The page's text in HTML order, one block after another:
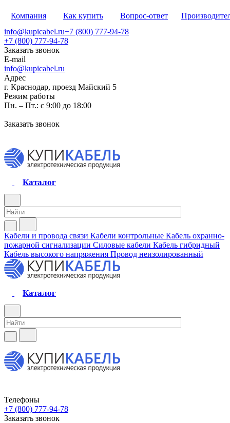
Компания Как купить Вопрос-ответ
info@kupicabel.ru+7 (800) 777-94-78
+7 (800) 777-94-78
Заказать звонок
E-mail
info@kupicabel.ru
Адрес
г. Краснодар, проезд Майский 5
Режим работы
Пн. – Пт.: с 9:00 до 18:00
Заказать звонок
Каталог
Кабели и провода связи Кабели контрольные Кабель охранно-
пожарной сигнализации Силовые кабели Кабель гибридный
Кабель высокого напряжения Провод неизолированный
Каталог
Телефоны
+7 (800) 777-94-78
Заказать звонок